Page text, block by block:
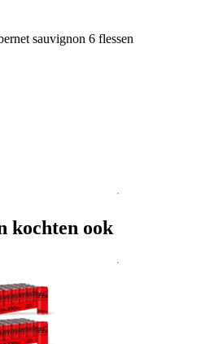
sauvignon 6 flessen
kochten ook